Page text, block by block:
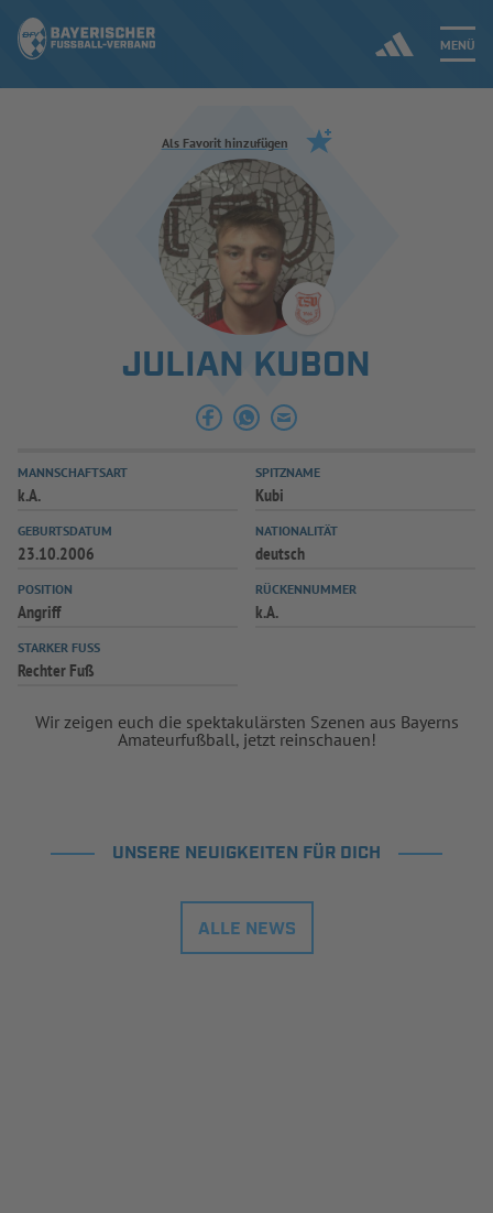
MENÜ
Jetzt einloggen
ERGEBNISSE & WETTBEWERBE
SPIELBETRIEB & VERBANDSLEBEN
AUSBILDUNG & FÖRDERUNG
SPIELPLUS
Als Favorit hinzufügen
JULIAN KUBON
MANNSCHAFTSART
k.A.
SPITZNAME
Kubi
GEBURTSDATUM
23.10.2006
NATIONALITÄT
deutsch
POSITION
Angriff
RÜCKENNUMMER
k.A.
STARKER FUSS
Rechter Fuß
Wir zeigen euch die spektakulärsten Szenen aus Bayerns
Amateurfußball, jetzt reinschauen!
UNSERE NEUIGKEITEN FÜR DICH
ALLE NEWS